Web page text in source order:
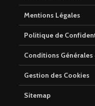
Mentions Légales
Politique de
Conditions
Gestion des Cookies
Sitemap